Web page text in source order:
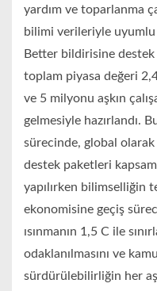
yardım ve toparlanma
bilimi verileriyle uyumlu
Better bildirisine
toplam piyasa değeri
ve 5 milyonu aşkın
gelmesiyle hazırlandı.
sürecinde, global
destek paketleri
yapılırken bilimselliğin
ekonomisine geçiş
ısınmanın 1,5 C ile
odaklanılmasını ve
sürdürülebilirliğin her